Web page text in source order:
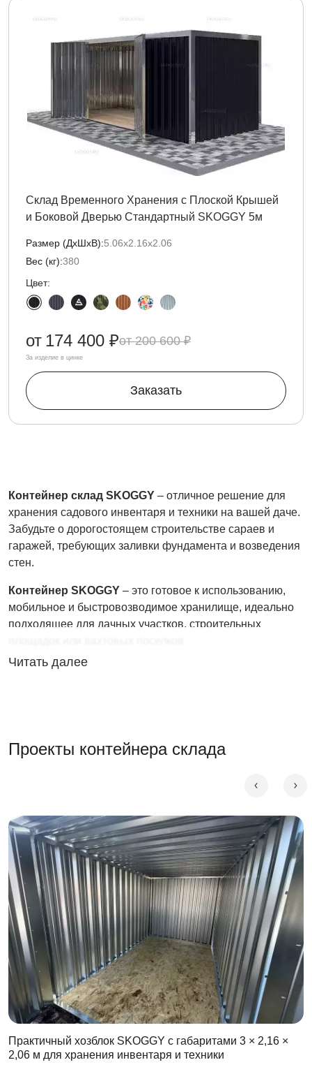
Склад Временного Хранения с Плоской Крышей
и Боковой Дверью Стандартный SKOGGY 5м
Размер (ДxШxВ):5.06х2.16х2.06
Вес (кг):380
Цвет:
200 600 ₽
от 174 400 ₽
За изделие в цинке
Заказать
Контейнер склад SKOGGY – отличное решение для
хранения садового инвентаря и техники на вашей даче.
Забудьте о дорогостоящем строительстве сараев и
гаражей, требующих заливки фундамента и возведения
стен.
Контейнер SKOGGY – это готовое к использованию,
мобильное и быстровозводимое хранилище, идеально
подходящее для дачных участков, строительных
Особенности контейнеров SKOGGY:
избежать попадания влаги и обеспечить контейнеру
контейнер содержит оцинкованные элементы,
надежная крыша выдержит любые погодные
условия и нагрузки;
собирать и разбирать контейнер можно большое
число раз.
Характеристики контейнера SKOGGY:
Стены и кровля из оцинкованного профлиста НС35
(толщиной 0,5 мм) надежно защищают от
проникновения влаги, обеспечивая долговечность
конструкции.
Пол выполнен из OSB плиты толщиной 18 мм (входит в
комплект). Ширина профиля – 6 см, высота – 4 см.
Доступны контейнера с плоской, односкатной или
Читать далее
Проекты контейнера склада
Практичный хозблок SKOGGY с габаритами 3 × 2,16 ×
2,06 м для хранения инвентаря и техники